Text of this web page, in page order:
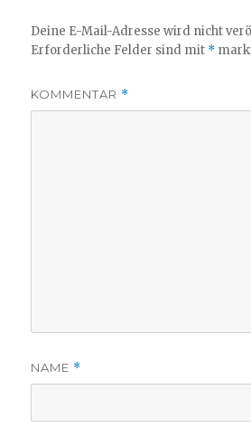
Deine E-Mail-Adresse wird nicht
Erforderliche Felder sind mit *
KOMMENTAR *
NAME *